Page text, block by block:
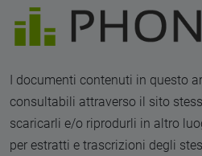
I documenti contenuti in questo
consultabili attraverso il sito
scaricarli e/o riprodurli in altro
per estratti e trascrizioni degli